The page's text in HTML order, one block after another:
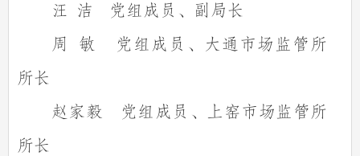
汪 洁
党组成员、副局长
周
敏
党组成员、大通市场监管所
所长
赵家毅
党组成员、上窑市场监管所
所长